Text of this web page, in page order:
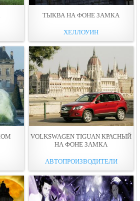
ТЫКВА НА ФОНЕ ЗАМКА
ХЕЛЛОУИН
VOLKSWAGEN TIGUAN КРАСНЫЙ
НА ФОНЕ ЗАМКА
АВТОПРОИЗВОДИТЕЛИ